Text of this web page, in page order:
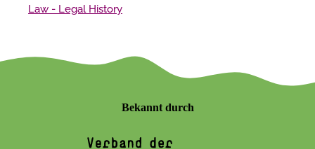
Law - Legal History
Bekannt durch